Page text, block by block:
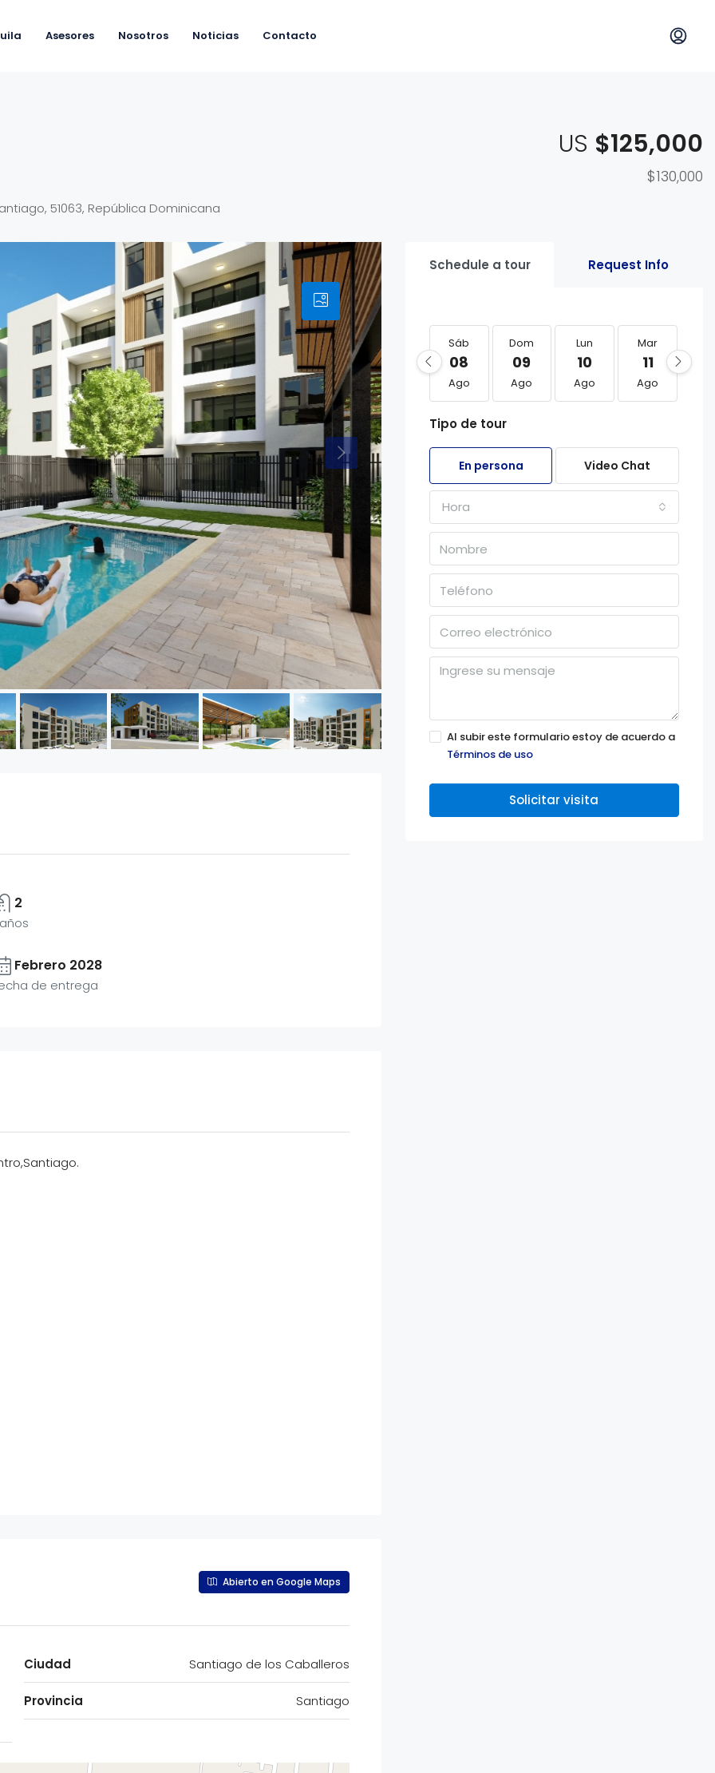
Asesores Nosotros Noticias Contacto
US $125,000
$130,000
51063, República Dominicana
2
Febrero 2028
de entrega
Abierto en Google Maps
Ciudad Santiago de los Caballeros
Provincia Santiago
Schedule a tour Request Info
Sáb
08
Ago
Dom
09
Ago
Lun
10
Ago
Mar
11
Ago
Tipo de tour
En persona Video Chat
Hora
Al subir este formulario estoy de acuerdo a
Términos de uso
Solicitar visita